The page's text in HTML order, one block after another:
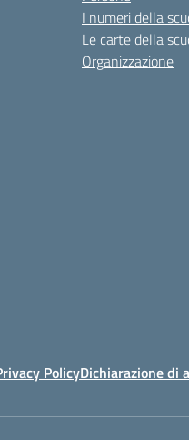
I numeri della
Le carte della
Organizzazione
PolicyDichiarazione di